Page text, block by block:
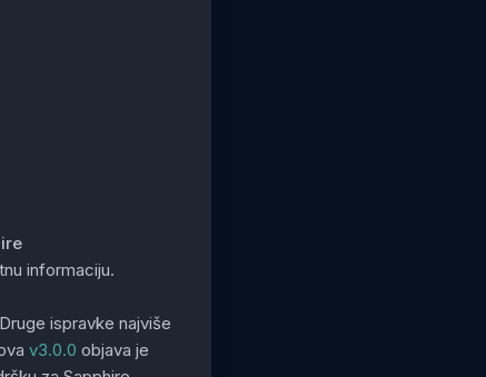
informaciju.
ispravke najviše
v3.0.0 objava je